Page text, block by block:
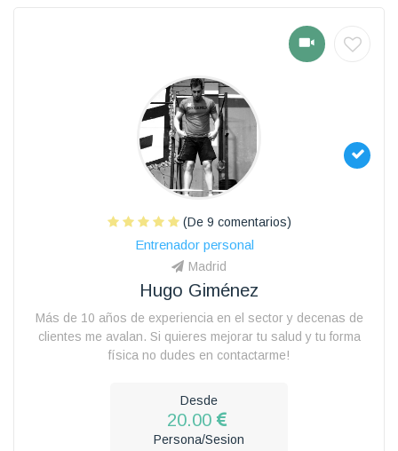
(De 9 comentarios)
Entrenador personal
Madrid
Hugo Giménez
Más de 10 años de experiencia en el sector y decenas de
clientes me avalan. Si quieres mejorar tu salud y tu forma
física no dudes en contactarme!
Desde
20.00
Persona/Sesion